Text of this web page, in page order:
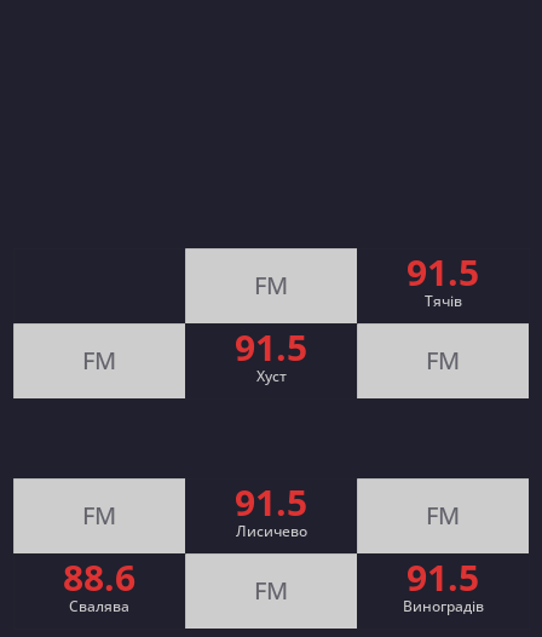
FM 91.5
Тячів
FM 91.5
Хуст FM
FM 91.5
Лисичево FM
88.6
Свалява FM 91.5
Виноградів